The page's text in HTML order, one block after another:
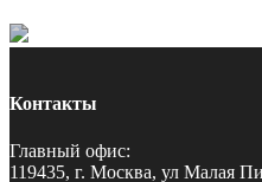
Контакты
Главный офис:
119435, г. Москва, ул Малая